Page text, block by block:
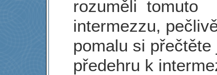
rozuměli tomuto
intermezzu,
pomalu si přečtěte
předehru k